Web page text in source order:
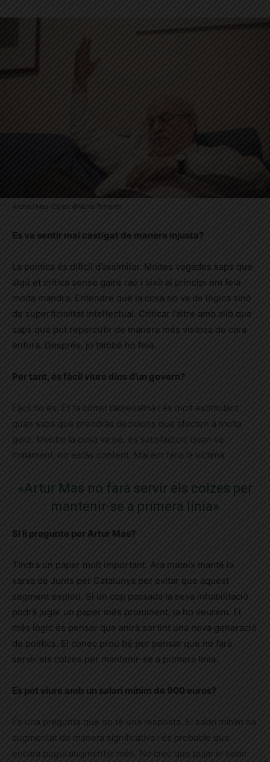
Andreu Mas-Colell ©Núria Torrents
Es va sentir mai castigat de manera injusta?
La política és difícil d’assimilar. Moltes vegades saps que
algú et critica sense gaire raó i això al principi em feia
molta mandra. Entendre que la cosa no va de lògica sinó
de superficialitat intel·lectual. Criticar l’altre amb allò que
saps que pot repercutir de manera més vistosa de cara
enfora. Després, jo també ho feia.
Per tant, és fàcil viure dins d’un govern?
Fàcil no és. Et fa córrer l’adrenalina i és molt estimulant
quan saps que prendràs decisions que afecten a molta
gent. Mentre la cosa va bé, és satisfactori; quan va
malament, no estàs content. Mai em faria la víctima.
«Artur Mas no farà servir els colzes per
mantenir-se a primera línia»
Si li pregunto per Artur Mas?
Tindrà un paper molt important. Ara mateix manté la
xarxa de Junts per Catalunya per evitar que aquest
segment exploti. Si un cop passada la seva inhabilitació
podrà jugar un paper més prominent, ja ho veurem. El
més lògic és pensar que anirà sortint una nova generació
de polítics. El conec prou bé per pensar que no farà
servir els colzes per mantenir-se a primera línia.
Es pot viure amb un salari mínim de 900 euros?
És una pregunta que no té una resposta. El salari mínim ha
augmentat de manera significativa i és probable que
encara pugui augmentar més. No crec que pujar el salari